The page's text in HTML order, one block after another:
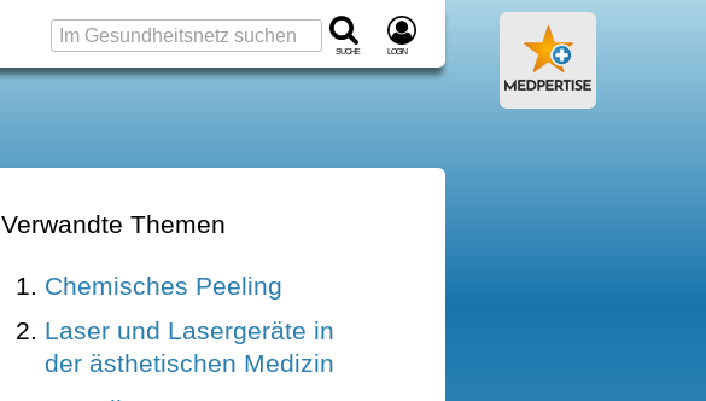
Suche Login
Verwandte Themen
Chemisches Peeling
Laser und Lasergeräte in
der ästhetischen Medizin